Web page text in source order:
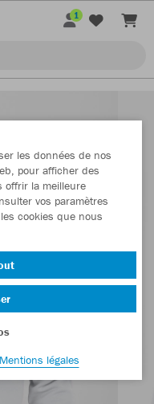
1
les données de nos
pour afficher des
offrir la meilleure
vos paramètres
cookies que nous
Mentions légales